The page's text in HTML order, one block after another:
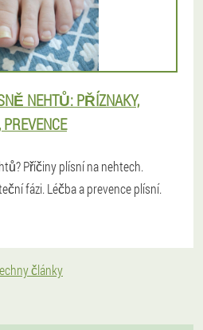
NEHTŮ: PŘÍZNAKY,
Příčiny plísní na nehtech.
fázi. Léčba a prevence plísní.
články